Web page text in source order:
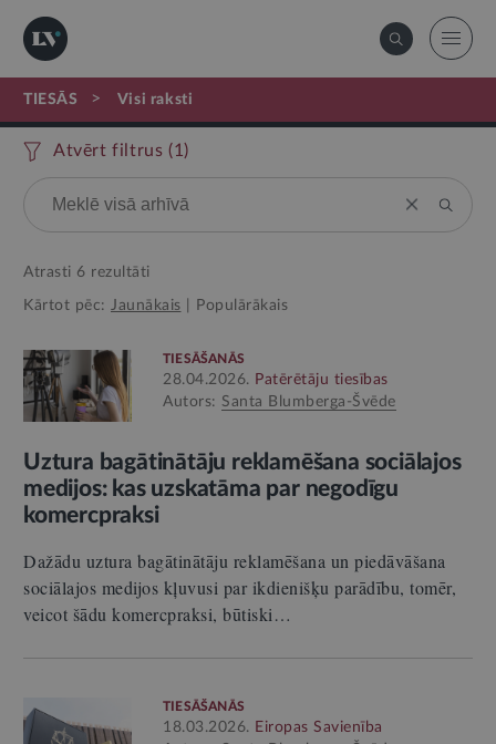
TIESĀS > visi raksti
Atvērt filtrus (1 )
Atrasti 6 rezultāti
Kārtot pēc: Jaunākais Populārākais
TIESĀŠANĀS
28.04.2026. Patērētāju tiesības
Autors: Santa Blumberga-Švēde
Uztura bagātinātāju reklamēšana sociālajos
medijos: kas uzskatāma par negodīgu
komercpraksi
Dažādu uztura bagātinātāju reklamēšana un piedāvāšana
sociālajos medijos kļuvusi par ikdienišķu parādību, tomēr,
veicot šādu komercpraksi, būtiski…
TIESĀŠANĀS
18.03.2026. Eiropas Savienība